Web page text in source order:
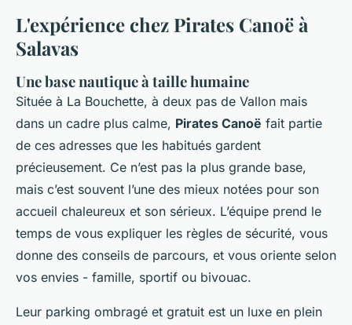
L'expérience chez Pirates Canoë à
Salavas
Une base nautique à taille humaine
Située à La Bouchette, à deux pas de Vallon mais
dans un cadre plus calme, Pirates Canoë fait partie
de ces adresses que les habitués gardent
précieusement. Ce n’est pas la plus grande base,
mais c’est souvent l’une des mieux notées pour son
accueil chaleureux et son sérieux. L’équipe prend le
temps de vous expliquer les règles de sécurité, vous
donne des conseils de parcours, et vous oriente selon
vos envies - famille, sportif ou bivouac.
Leur parking ombragé et gratuit est un luxe en plein